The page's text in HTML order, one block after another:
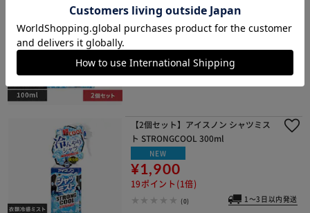
ト STRONGCOOL 100ml
NEW
10ポイント(1倍)
(0) 1～3日以内発送
【2個セット】アイスノン シャツミス
ト STRONGCOOL 300ml
NEW
¥1,900
19ポイント(1倍)
(0) 1～3日以内発送